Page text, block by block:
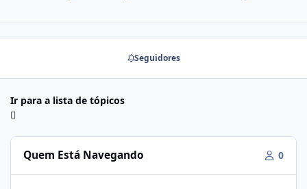
Seguidores
Ir para a lista de tópicos
Quem Está Navegando 0